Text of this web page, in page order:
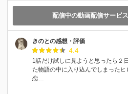
配信中の動画配信サービ
きのとの感想・評価
4.4
1話だけ試しに見ようと思ったら２
た物語の中に入り込んでしまったヒ
恋…